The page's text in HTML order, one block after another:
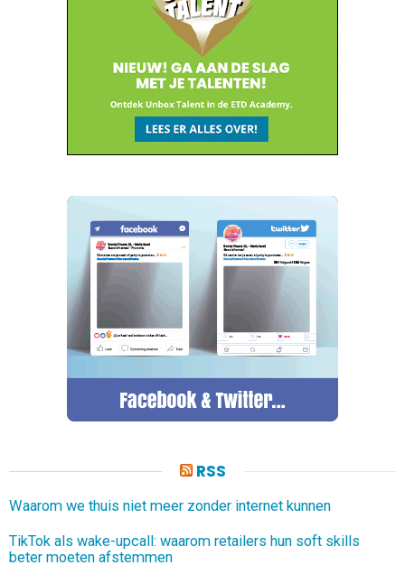
RSS
Waarom we thuis niet meer zonder internet kunnen
TikTok als wake-upcall: waarom retailers hun soft skills
beter moeten afstemmen